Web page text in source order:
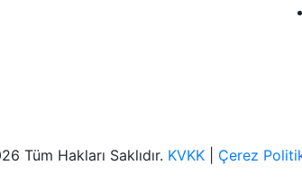
Tüm Hakları Saklıdır. KVKK Çerez